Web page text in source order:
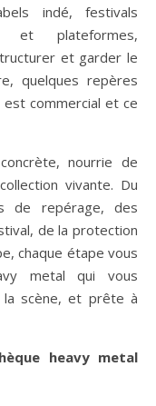
indé, festivals
et plateformes,
et garder le
quelques repères
commercial et ce
nourrie de
vivante. Du
de repérage, des
de la protection
chaque étape vous
metal qui vous
scène, et prête à
heavy metal